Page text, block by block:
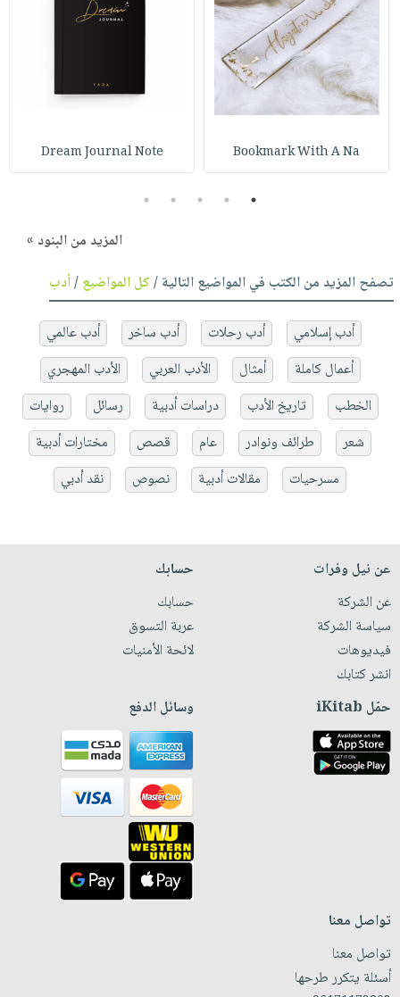
Bookmark With A Na
Dream Journal Note
1
2
3
4
5
المزيد من البنود »
تصفح المزيد من الكتب في المواضيع التالية /كل المواضيع/أدب
أدب إسلامي أدب رحلات أدب ساخر
أدب عالمي
أعمال كاملة
أمثال الأدب العربي
الأدب المهجري
الخطب
تاريخ الأدب دراسات أدبية رسائل
روايات
شعر
طرائف ونوادر عام قصص
مختارات أدبية
مسرحيات
مقالات أدبية نصوص نقد أدبي
عن نيل وفرات
عن الشركة
سياسة الشركة
فيديوهات
انشر كتابك
حسابك
حسابك
عربة التسوق
لائحة الأمنيات
حمّل iKitab وسائل الدفع
تواصل معنا
تواصل معنا
أسئلة يتكرر طرحها